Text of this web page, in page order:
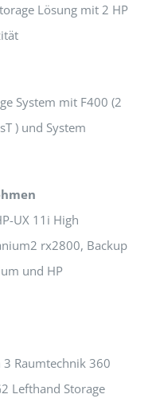
Lösung mit 2 HP
System mit F400 (2
) und System
UX 11i High
rx2800, Backup
und HP
Raumtechnik 360
Lefthand Storage